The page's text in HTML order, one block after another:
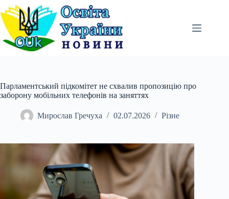
Перейти
до
вмісту
Парламентський підкомітет не схвалив пропозицію про
заборону мобільних телефонів на заняттях
Мирослав Гречуха 02.07.2026 Різне